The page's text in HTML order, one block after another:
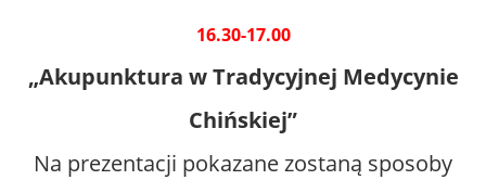
16.30-17.00
„Akupunktura w Tradycyjnej Medycynie
Chińskiej”
Na prezentacji pokazane zostaną sposoby